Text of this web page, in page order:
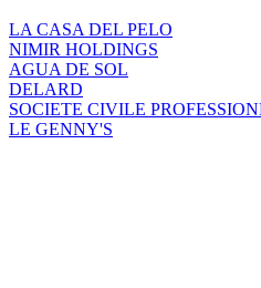
LA CASA DEL PELO
NIMIR HOLDINGS
AGUA DE SOL
DELARD
SOCIETE CIVILE
LE GENNY'S